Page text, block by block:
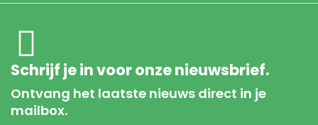
Schrijf je in voor onze nieuwsbrief.
Ontvang het laatste nieuws direct in je
mailbox.